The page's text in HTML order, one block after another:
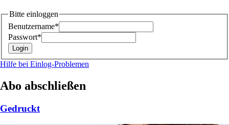
Bitte einloggen
Benutzername*
Passwort*
Hilfe bei Einlog-Problemen
Abo abschließen
Gedruckt